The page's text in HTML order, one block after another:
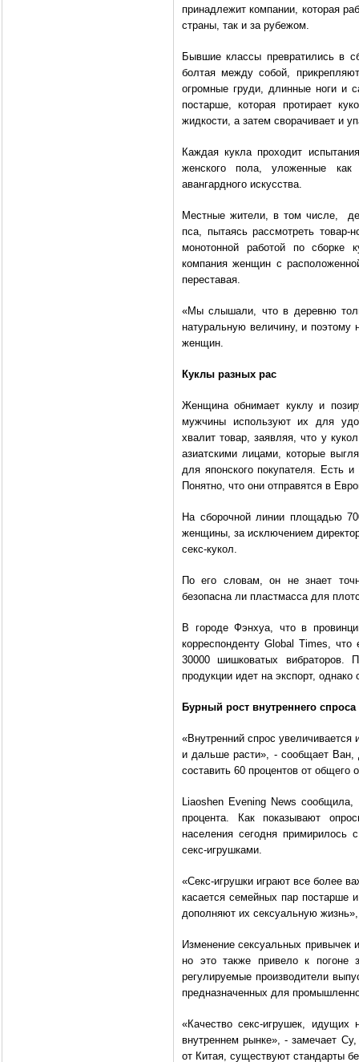
принадлежит компании, которая
страны, так и за рубежом.
Бывшие классы превратились в
болтая между собой,
огромные груди, длинные ноги и
постарше, которая протирает
жидкости, а затем сворачивает и
Каждая кукла проходит
женского пола, уложенные
авангардного искусства.
Местные жители, в том числе,
пса, пытаясь рассмотреть товар-
монотонной работой по сборке
компания женщин с
переставая.
«Мы слышали, что в деревню
натуральную величину, и поэтому
женщин.
Куклы разных рас
Женщина обнимает куклу и
мужчины используют их для
хвалит товар, заявляя, что у
азиатскими лицами, которые
для японского покупателя. Есть
Понятно, что они отправятся в
На сборочной линии площадью
женщины, за исключением
секс-кукол.
По его словам, он не знает
безопасна ли пластмасса для
В городе Фэнхуа, что в
корреспонденту Global Times,
30000 шишковатых вибраторов.
продукции идет на экспорт,
Бурный рост внутреннего спроса
«Внутренний спрос
и дальше расти», - сообщает Ван,
составить 60 процентов от общего
Liaoshen Evening News
процента. Как показывают
населения сегодня примирилось
секс-игрушками.
«Секс-игрушки играют все более
касается семейных пар постарше
дополняют их сексуальную
Изменение сексуальных привычек
но это также привело к погоне
регулируемые производители
предназначенных для
«Качество секс-игрушек,
внутреннем рынке», - замечает
от Китая, существуют стандарты